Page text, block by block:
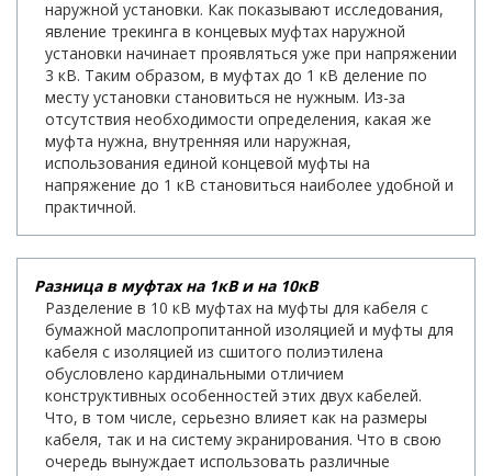
наружной установки. Как показывают исследования,
явление трекинга в концевых муфтах наружной
установки начинает проявляться уже при напряжении
3 кВ. Таким образом, в муфтах до 1 кВ деление по
месту установки становиться не нужным. Из-за
отсутствия необходимости определения, какая же
муфта нужна, внутренняя или наружная,
использования единой концевой муфты на
напряжение до 1 кВ становиться наиболее удобной и
практичной.
Разница в муфтах на 1кВ и на 10кВ
Разделение в 10 кВ муфтах на муфты для кабеля с
бумажной маслопропитанной изоляцией и муфты для
кабеля с изоляцией из сшитого полиэтилена
обусловлено кардинальными отличием
конструктивных особенностей этих двух кабелей.
Что, в том числе, серьезно влияет как на размеры
кабеля, так и на систему экранирования. Что в свою
очередь вынуждает использовать различные